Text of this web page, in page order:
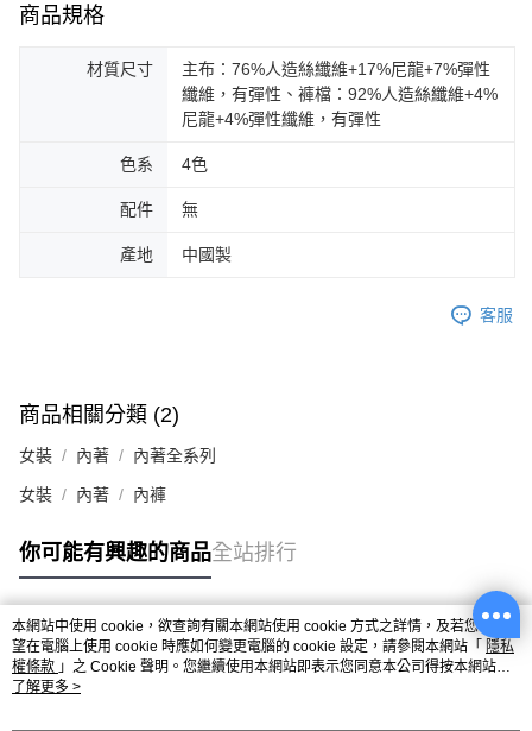
商品規格
材質尺寸
主布：76%人造絲纖維+17%尼龍+7%彈性
纖維，有彈性、褲檔：92%人造絲纖維+4%
尼龍+4%彈性纖維，有彈性
色系 4色
配件 無
產地 中國製
客服
商品相關分類 (2)
女裝 內著 內著全系列
女裝 內著 內褲
你可能有興趣的商品全站排行
熱門標籤
本網站中使用 cookie，欲查詢有關本網站使用 cookie 方式之詳情，及若您不希
望在電腦上使用 cookie 時應如何變更電腦的 cookie 設定，請參閱本網站「 隱私
權條款 」之 Cookie 聲明。您繼續使用本網站即表示您同意本公司得按本網站使
用條款之 Cookie 聲明使用 cookie。
了解更多 >